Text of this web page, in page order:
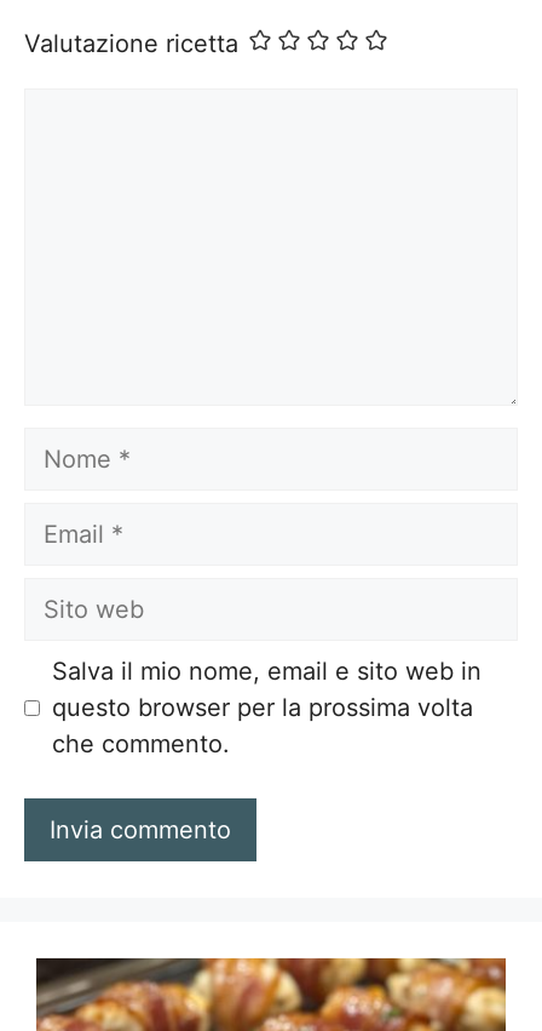
Valutazione ricetta
Nome
Email
Sito
Salva il mio nome, email e sito web in
questo browser per la prossima volta
che commento.